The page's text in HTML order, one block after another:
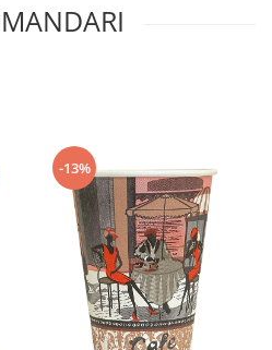
-13%